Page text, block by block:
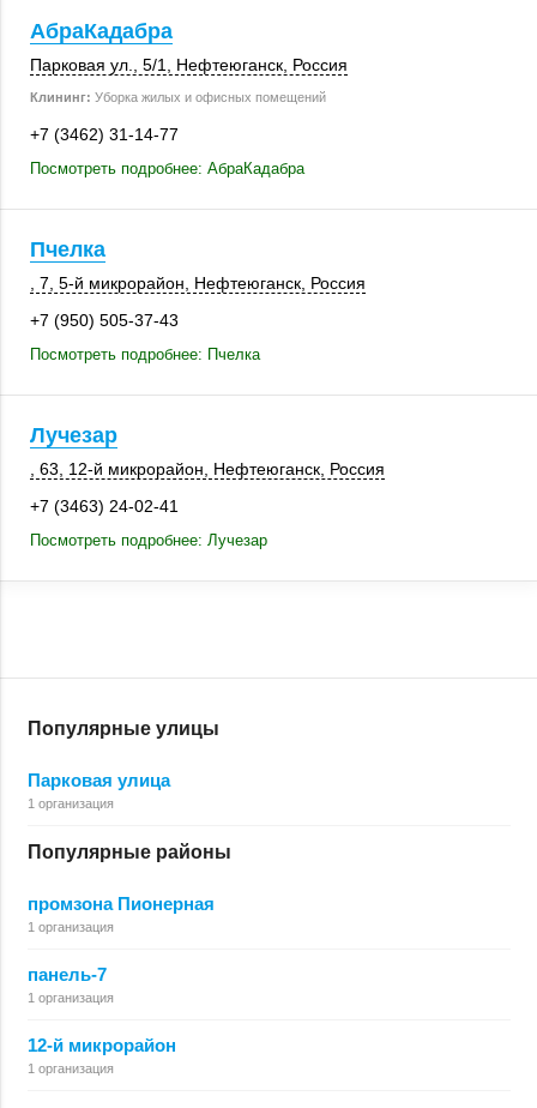
АбраКадабра
Парковая ул. 5/1 Нефтеюганск Россия
Клининг: Уборка жилых и офисных помещений
+7 (3462) 31-14-77
Посмотреть подробнее: АбраКадабра
Пчелка
, 7 5-й микрорайон Нефтеюганск Россия
+7 (950) 505-37-43
Посмотреть подробнее: Пчелка
Лучезар
, 63 12-й микрорайон Нефтеюганск Россия
+7 (3463) 24-02-41
Посмотреть подробнее: Лучезар
Популярные улицы
Парковая улица
1 организация
Популярные районы
промзона Пионерная
1 организация
панель-7
1 организация
12-й микрорайон
1 организация